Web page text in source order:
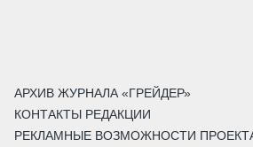
АРХИВ ЖУРНАЛА «ГРЕЙДЕР»
КОНТАКТЫ РЕДАКЦИИ
РЕКЛАМНЫЕ ВОЗМОЖНОСТИ